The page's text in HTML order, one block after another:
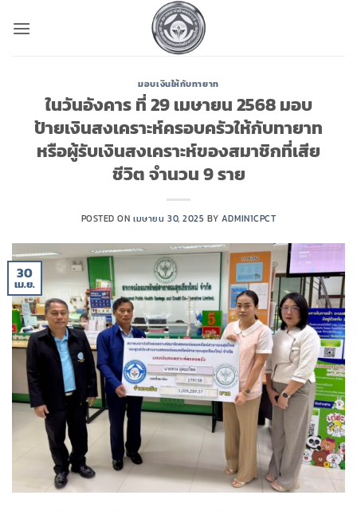
มอบเงินให้กับทายาท
ในวันอังคาร ที่ 29 เมษายน 2568 มอบ
ป้ายเงินสงเคราะห์ครอบครัวให้กับทายาท
หรือผู้รับเงินสงเคราะห์ของสมาชิกที่เสีย
ชีวิต จำนวน 9 ราย
POSTED ONเมษายน 30, 2025 BY ADMIN1CPCT
30
เม.ย.